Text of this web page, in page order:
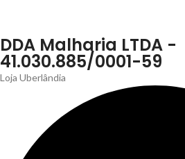
DDA Malharia LTDA -
41.030.885/0001-59
Loja Uberlândia